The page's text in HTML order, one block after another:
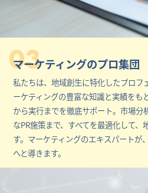
03
マーケティングのプロ集団
私たちは、地域創生に特化したプロフ
ーケティングの豊富な知識と実績をも
から実行までを徹底サポート。市場分
なPR施策まで、すべてを最適化して
す。マーケティングのエキスパートが
へと導きます。